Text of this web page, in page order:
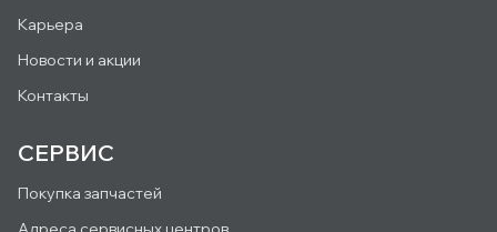
Карьера
Новости и акции
Контакты
СЕРВИС
Покупка запчастей